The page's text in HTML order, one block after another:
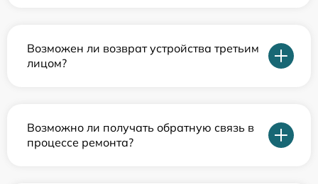
Возможен ли возврат устройства третьим
лицом?
Возможно ли получать обратную связь в
процессе ремонта?